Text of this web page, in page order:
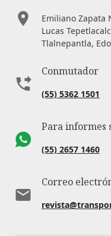
Emiliano Zapata
Lucas
Tlalnepantla,
Conmutador
(55) 5362 1501
Para informes
(55) 2657 1460
Correo